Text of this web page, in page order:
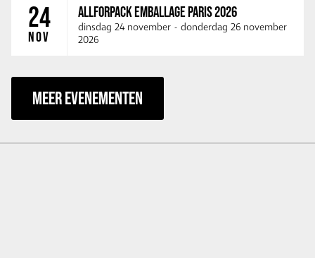
24
NOV
ALLFORPACK EMBALLAGE PARIS 2026
dinsdag 24 november - donderdag 26 november
2026
MEER EVENEMENTEN